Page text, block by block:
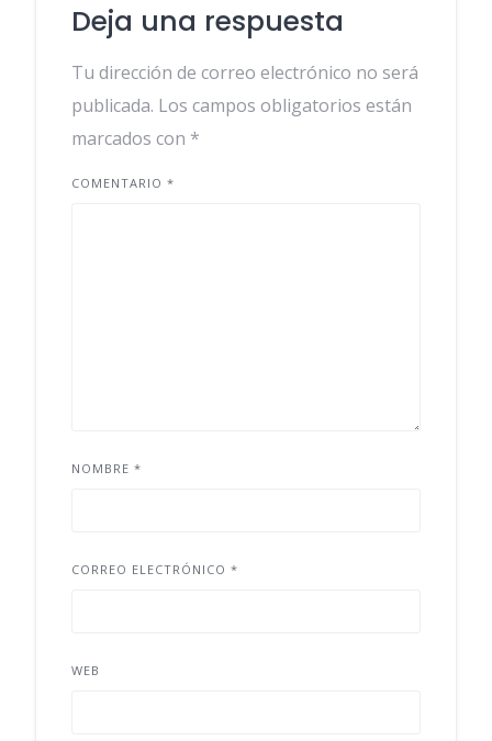
Deja una respuesta
Tu dirección de correo electrónico no será
publicada. Los campos obligatorios están
marcados con *
COMENTARIO *
NOMBRE *
CORREO ELECTRÓNICO *
WEB